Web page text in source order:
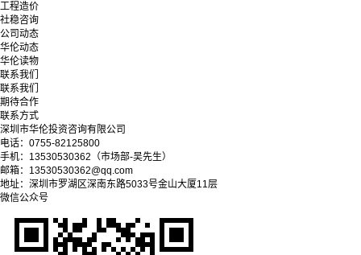
工程造价
社稳咨询
公司动态
华伦动态
华伦读物
联系我们
联系我们
期待合作
联系方式
深圳市华伦投资咨询有限公司
电话：0755-82125800
手机：13530530362（市场部-吴先生）
邮箱：13530530362@qq.com
地址：深圳市罗湖区深南东路5033号金山大厦11层
微信公众号